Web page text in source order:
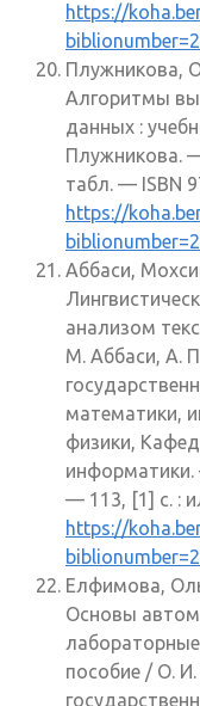
https://
Плужникова,
Алгоритмы
данных :
Плужникова.
табл. — ISBN
https://
Аббаси,
анализом
М. Аббаси, А.
математики,
физики,
информатики.
— 113, [1] с. :
https://
Елфимова,
Основы
пособие / О.